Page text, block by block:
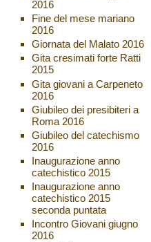
2016
Fine del mese mariano
2016
Giornata del Malato 2016
Gita cresimati forte Ratti
2015
Gita giovani a Carpeneto
2016
Giubileo dei presibiteri a
Roma 2016
Giubileo del catechismo
2016
Inaugurazione anno
catechistico 2015
Inaugurazione anno
catechistico 2015
seconda puntata
Incontro Giovani giugno
2016